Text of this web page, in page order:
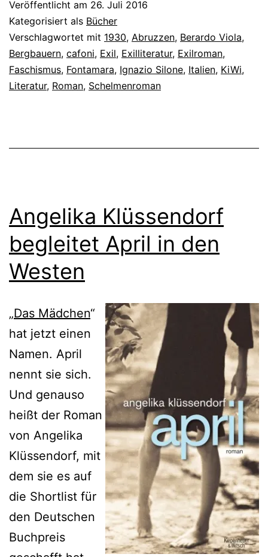
Veröffentlicht am 26. Juli 2016
Kategorisiert als Bücher
Verschlagwortet mit 1930, Abruzzen, Berardo Viola,
Bergbauern, cafoni, Exil, Exilliteratur, Exilroman,
Faschismus, Fontamara, Ignazio Silone, Italien, KiWi,
Literatur, Roman, Schelmenroman
Angelika Klüssendorf
begleitet April in den
Westen
„Das Mädchen“
hat jetzt einen
Namen. April
nennt sie sich.
Und genauso
heißt der Roman
von Angelika
Klüssendorf, mit
dem sie es auf
die Shortlist für
den Deutschen
Buchpreis